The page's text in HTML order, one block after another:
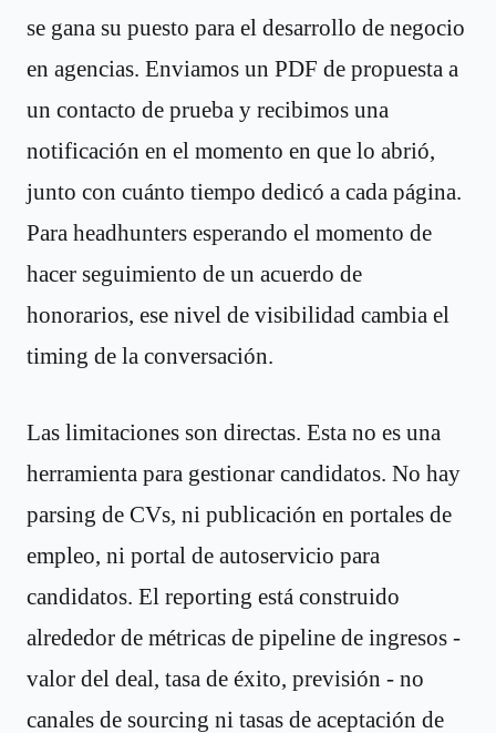
se gana su puesto para el desarrollo de negocio
en agencias. Enviamos un PDF de propuesta a
un contacto de prueba y recibimos una
notificación en el momento en que lo abrió,
junto con cuánto tiempo dedicó a cada página.
Para headhunters esperando el momento de
hacer seguimiento de un acuerdo de
honorarios, ese nivel de visibilidad cambia el
timing de la conversación.
Las limitaciones son directas. Esta no es una
herramienta para gestionar candidatos. No hay
parsing de CVs, ni publicación en portales de
empleo, ni portal de autoservicio para
candidatos. El reporting está construido
alrededor de métricas de pipeline de ingresos -
valor del deal, tasa de éxito, previsión - no
canales de sourcing ni tasas de aceptación de